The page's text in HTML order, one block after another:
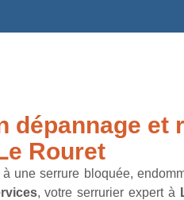
dépannage et
Rouret
une serrure bloquée,
, votre serrurier expert à